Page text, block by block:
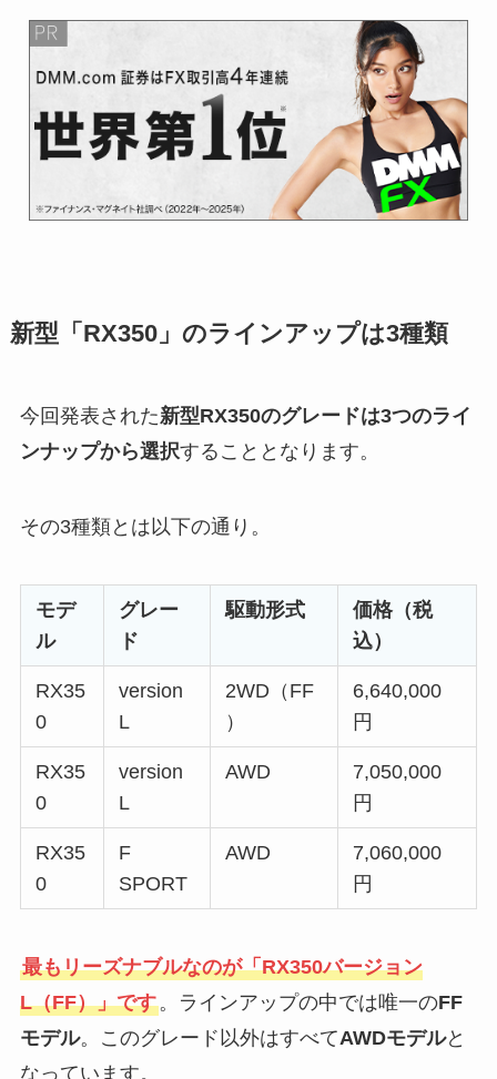
新型「RX350」のラインアップは3種類
今回発表された新型RX350のグレードは3つのライ
ンナップから選択することとなります。
その3種類とは以下の通り。
モデ
ル
グレー
ド
駆動形式
価格（税
込）
RX35
0
version
L
2WD（FF
）
6,640,000
円
RX35
0
version
L
AWD
7,050,000
円
RX35
0
F
SPORT
AWD
7,060,000
円
最もリーズナブルなのが「RX350バージョン
L（FF）」です。ラインアップの中では唯一のFF
モデル。このグレード以外はすべてAWDモデルと
なっています。